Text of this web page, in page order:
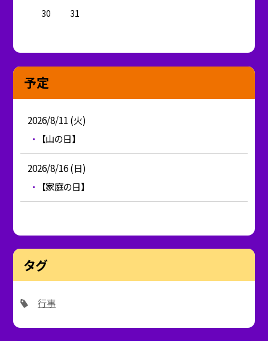
30
31
予定
2026/8/11 (火)
【山の日】
2026/8/16 (日)
【家庭の日】
タグ
行事